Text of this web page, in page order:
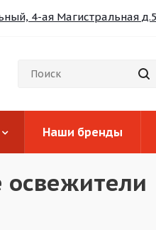
4-ая Магистральная
Наши бренды